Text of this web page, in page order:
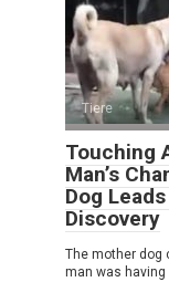
Tiere
Touching
Man’s
Dog
Discovery
The mother dog
man was having